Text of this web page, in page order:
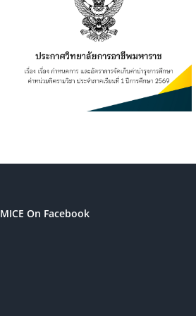
ประกาศวิทยาลัยฯ เรื่อง
การเปิดประมูลผู้เช่าร้านค้า
เพื่อจำหน่ายอาหาร และ
เครื่องดื่ม ในวิทยาลัยการ
อาชีพมหาราช ประจำปีการ
ศึกษา 2569
MICE On Facebook